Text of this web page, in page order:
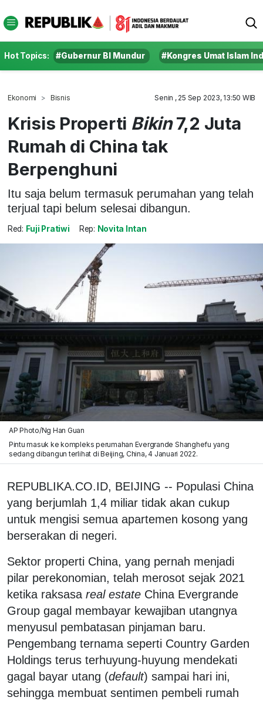
Hot Topics: #Gubernur BI Mundur #Kongres Umat Islam
Ekonomi Bisnis Senin , 25 Sep 2023, 13:50 WIB
Krisis Properti Bikin7,2 Juta
Rumah di China tak
Berpenghuni
Itu saja belum termasuk perumahan yang telah
terjual tapi belum selesai dibangun.
Red: Fuji Pratiwi Rep: Novita Intan
AP Photo/Ng Han Guan
Pintu masuk ke kompleks perumahan Evergrande Shanghefu yang
sedang dibangun terlihat di Beijing, China, 4 Januari 2022.
REPUBLIKA.CO.ID, BEIJING -- Populasi China
yang berjumlah 1,4 miliar tidak akan cukup
untuk mengisi semua apartemen kosong yang
berserakan di negeri.
Sektor properti China, yang pernah menjadi
pilar perekonomian, telah merosot sejak 2021
ketika raksasa real estate China Evergrande
Group gagal membayar kewajiban utangnya
menyusul pembatasan pinjaman baru.
Pengembang ternama seperti Country Garden
Holdings terus terhuyung-huyung mendekati
gagal bayar utang (default) sampai hari ini,
sehingga membuat sentimen pembeli rumah